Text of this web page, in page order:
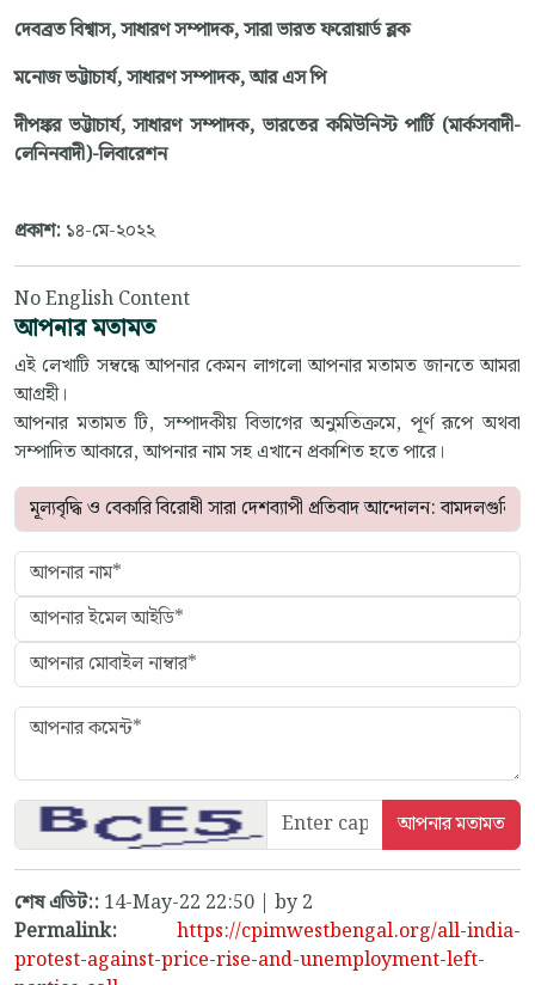
দেবব্রত বিশ্বাস, সাধারণ সম্পাদক, সারা ভারত ফরোয়ার্ড ব্লক
মনোজ ভট্টাচার্য, সাধারণ সম্পাদক, আর এস পি
দীপঙ্কর ভট্টাচার্য, সাধারণ সম্পাদক, ভারতের কমিউনিস্ট পার্টি (মার্কসবাদী-
লেনিনবাদী)-লিবারেশন
প্রকাশ: ১৪-মে-২০২২
No English Content
আপনার মতামত
এই লেখাটি সম্বন্ধে আপনার কেমন লাগলো আপনার মতামত জানতে আমরা
আগ্রহী।
আপনার মতামত টি, সম্পাদকীয় বিভাগের অনুমতিক্রমে, পূর্ণ রূপে অথবা
সম্পাদিত আকারে, আপনার নাম সহ এখানে প্রকাশিত হতে পারে।
শেষ এডিট:: 14-May-22 22:50 | by 2
Permalink:
https://cpimwestbengal.org/all-india-
protest-against-price-rise-and-unemployment-left-